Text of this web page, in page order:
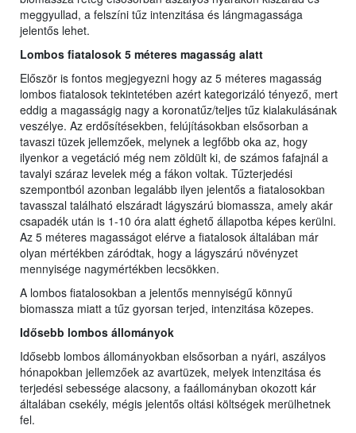
meggyullad, a felszíni tűz intenzitása és lángmagassága
jelentős lehet.
Lombos fiatalosok 5 méteres magasság alatt
Először is fontos megjegyezni hogy az 5 méteres magasság
lombos fiatalosok tekintetében azért kategorizáló tényező, mert
eddig a magasságig nagy a koronatűz/teljes tűz kialakulásának
veszélye. Az erdősítésekben, felújításokban elsősorban a
tavaszi tüzek jellemzőek, melynek a legfőbb oka az, hogy
ilyenkor a vegetáció még nem zöldült ki, de számos fafajnál a
tavalyi száraz levelek még a fákon voltak. Tűzterjedési
szempontból azonban legalább ilyen jelentős a fiatalosokban
tavasszal található elszáradt lágyszárú biomassza, amely akár
csapadék után is 1-10 óra alatt éghető állapotba képes kerülni.
Az 5 méteres magasságot elérve a fiatalosok általában már
olyan mértékben záródtak, hogy a lágyszárú növényzet
mennyisége nagymértékben lecsökken.
A lombos fiatalosokban a jelentős mennyiségű könnyű
biomassza miatt a tűz gyorsan terjed, intenzitása közepes.
Idősebb lombos állományok
Idősebb lombos állományokban elsősorban a nyári, aszályos
hónapokban jellemzőek az avartüzek, melyek intenzitása és
terjedési sebessége alacsony, a faállományban okozott kár
általában csekély, mégis jelentős oltási költségek merülhetnek
fel.